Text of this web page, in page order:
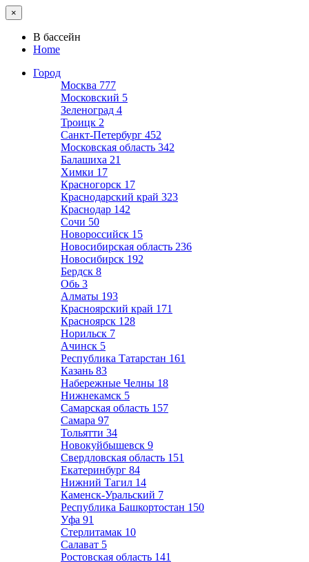
×
В бассейн
Home
Город
Москва 777
Московский 5
Зеленоград 4
Троицк 2
Санкт-Петербург 452
Московская область 342
Балашиха 21
Химки 17
Красногорск 17
Краснодарский край 323
Краснодар 142
Сочи 50
Новороссийск 15
Новосибирская область 236
Новосибирск 192
Бердск 8
Обь 3
Алматы 193
Красноярский край 171
Красноярск 128
Норильск 7
Ачинск 5
Республика Татарстан 161
Казань 83
Набережные Челны 18
Нижнекамск 5
Самарская область 157
Самара 97
Тольятти 34
Новокуйбышевск 9
Свердловская область 151
Екатеринбург 84
Нижний Тагил 14
Каменск-Уральский 7
Республика Башкортостан 150
Уфа 91
Стерлитамак 10
Салават 5
Ростовская область 141